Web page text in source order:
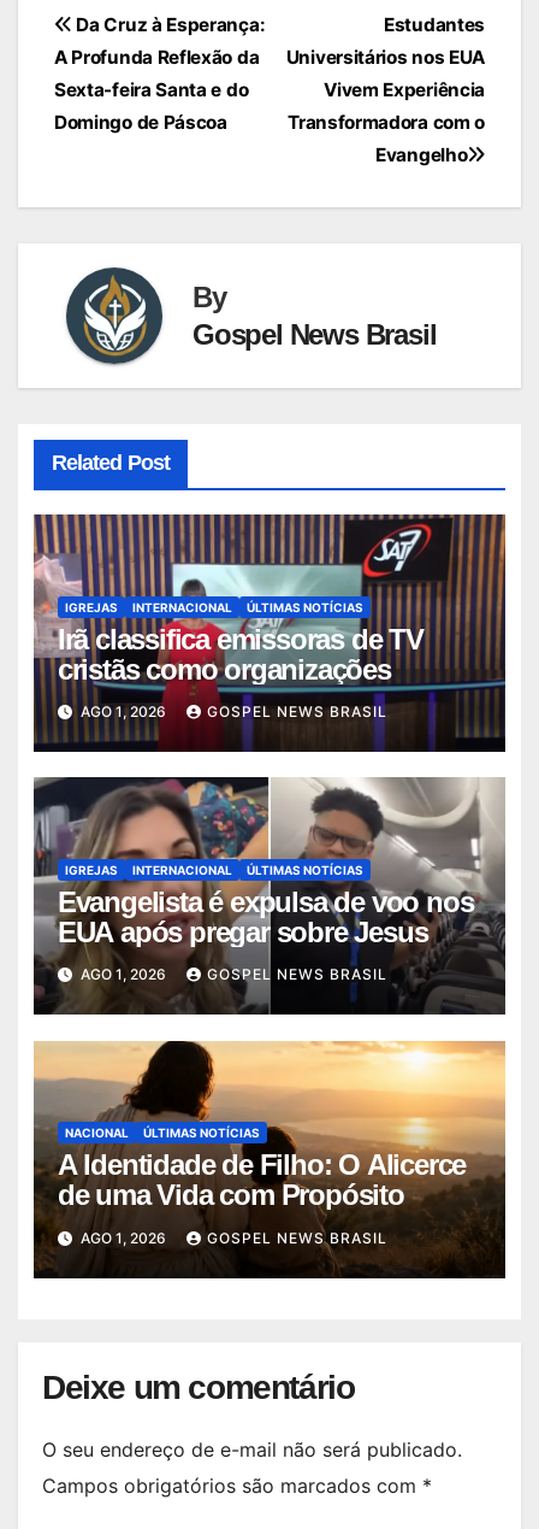
Navegação
de
Post
Estudantes
Universitários nos EUA
Vivem Experiência
Transformadora com o
Evangelho
Da Cruz à Esperança:
A Profunda Reflexão da
Sexta-feira Santa e do
Domingo de Páscoa
By
Gospel News Brasil
Related Post
IGREJAS INTERNACIONAL ÚLTIMAS NOTÍCIAS
Irã classifica emissoras de TV
cristãs como organizações
AGO 1, 2026 GOSPEL NEWS BRASIL
IGREJAS INTERNACIONAL ÚLTIMAS NOTÍCIAS
Evangelista é expulsa de voo nos
EUA após pregar sobre Jesus
AGO 1, 2026 GOSPEL NEWS BRASIL
NACIONAL ÚLTIMAS NOTÍCIAS
A Identidade de Filho: O Alicerce
de uma Vida com Propósito
AGO 1, 2026 GOSPEL NEWS BRASIL
Deixe um comentário
O seu endereço de e-mail não será publicado.
Campos obrigatórios são marcados com *